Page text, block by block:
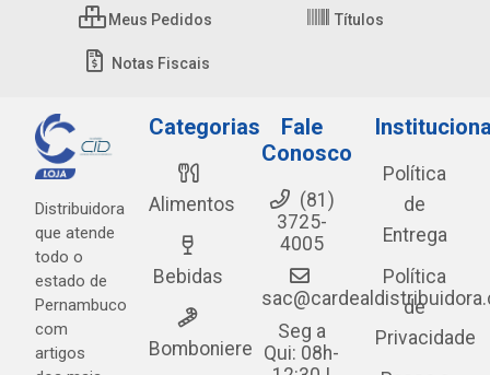
Meus Pedidos Títulos
Notas Fiscais
Distribuidora
que atende
todo o
estado de
Pernambuco
com
artigos
Categorias
Alimentos
Bebidas
Bomboniere
Fale
Conosco
(81)
3725-
4005
Seg a
Qui: 08h-
Política
de
Entrega
Política
de
Privacidade